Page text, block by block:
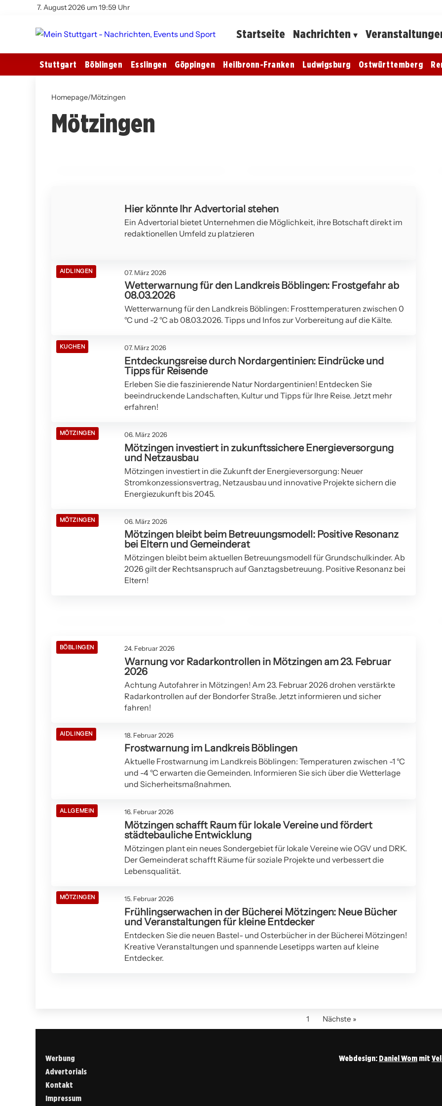
7. August 2026 um 19:59 Uhr
Startseite Nachrichten
Stuttgart Böblingen Esslingen Göppingen Heilbronn-Franken Ludwigsburg Ostwürttemberg
Homepage/Mötzingen
Mötzingen
Landtagswahl 2026 in Baden-
Württemberg: SPD sieht
enttäuschendes Ergebnis und fordert
Hier könnte Ihr Advertorial stehen
Ein Advertorial bietet Unternehmen die Möglichkeit, ihre Botschaft direkt im
redaktionellen Umfeld zu platzieren
AIDLINGEN 07. März 2026
Wetterwarnung für den Landkreis Böblingen: Frostgefahr ab
08.03.2026
Wetterwarnung für den Landkreis Böblingen: Frosttemperaturen zwischen 0
°C und -2 °C ab 08.03.2026. Tipps und Infos zur Vorbereitung auf die Kälte.
KUCHEN 07. März 2026
Entdeckungsreise durch Nordargentinien: Eindrücke und
Tipps für Reisende
Erleben Sie die faszinierende Natur Nordargentinien! Entdecken Sie
beeindruckende Landschaften, Kultur und Tipps für Ihre Reise. Jetzt mehr
erfahren!
MÖTZINGEN 06. März 2026
Mötzingen investiert in zukunftssichere Energieversorgung
und Netzausbau
Mötzingen investiert in die Zukunft der Energieversorgung: Neuer
Stromkonzessionsvertrag, Netzausbau und innovative Projekte sichern die
Energiezukunft bis 2045.
MÖTZINGEN 06. März 2026
Mötzingen bleibt beim Betreuungsmodell: Positive Resonanz
bei Eltern und Gemeinderat
Mötzingen bleibt beim aktuellen Betreuungsmodell für Grundschulkinder. Ab
2026 gilt der Rechtsanspruch auf Ganztagsbetreuung. Positive Resonanz bei
Eltern!
Baugeräte im Wert von 13.000 Euro in
Diskussion zur frühkindlichen Bildung
BÖBLINGEN 24. Februar 2026
Warnung vor Radarkontrollen in Mötzingen am 23. Februar
2026
Achtung Autofahrer in Mötzingen! Am 23. Februar 2026 drohen verstärkte
Radarkontrollen auf der Bondorfer Straße. Jetzt informieren und sicher
fahren!
AIDLINGEN 18. Februar 2026
Frostwarnung im Landkreis Böblingen
Aktuelle Frostwarnung im Landkreis Böblingen: Temperaturen zwischen -1 °C
und -4 °C erwarten die Gemeinden. Informieren Sie sich über die Wetterlage
und Sicherheitsmaßnahmen.
ALLGEMEIN 16. Februar 2026
Mötzingen schafft Raum für lokale Vereine und fördert
städtebauliche Entwicklung
Mötzingen plant ein neues Sondergebiet für lokale Vereine wie OGV und DRK.
Der Gemeinderat schafft Räume für soziale Projekte und verbessert die
Lebensqualität.
MÖTZINGEN 15. Februar 2026
Frühlingserwachen in der Bücherei Mötzingen: Neue Bücher
und Veranstaltungen für kleine Entdecker
Entdecken Sie die neuen Bastel- und Osterbücher in der Bücherei Mötzingen!
Kreative Veranstaltungen und spannende Lesetipps warten auf kleine
Entdecker.
1 Nächste »
Werbung
Advertorials
Kontakt
Impressum
Webdesign: Daniel Wom mit